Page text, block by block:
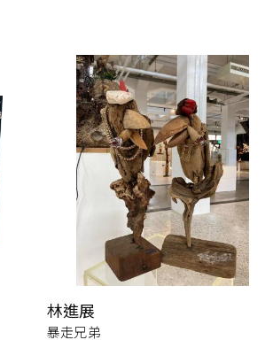
林進展
暴走兄弟